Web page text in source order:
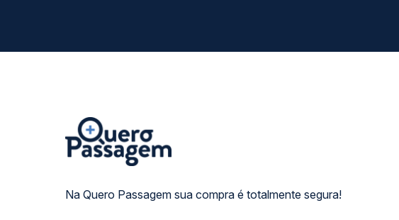
Na Quero Passagem sua compra é totalmente segura!